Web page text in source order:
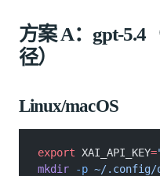
方案 A：gpt-5.4
径）
Linux/macOS
export XAI_API_KEY=
mkdir -p ~/.config/